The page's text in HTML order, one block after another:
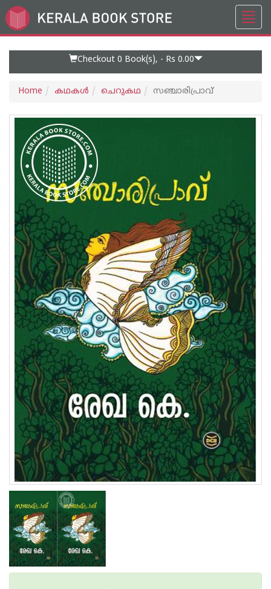
Go
to
Checkout 0 Book(s), - Rs 0.00
Home കഥകള്‍ ചെറുകഥ സഞ്ചാരിപ്രാവ്